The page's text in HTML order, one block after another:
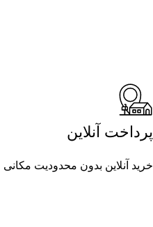
پرداخت آنلاین
خرید آنلاین بدون محدودیت مکانی